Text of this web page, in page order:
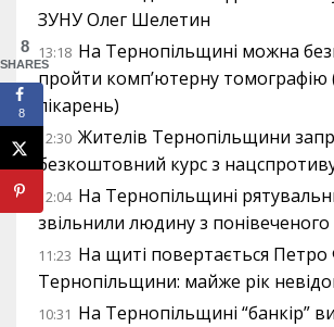
ЗУНУ Олег Шелетин
13:18 На Тернопільщині можна
пройти комп’ютерну томографію
лікарень)
12:30 Жителів Тернопільщини
безкоштовний курс з
12:04 На Тернопільщині
звільнили людину з
11:23 На щиті повертається Петро
Тернопільщини: майже рік
10:31 На Тернопільщині “банкір”
8
SHARES
8